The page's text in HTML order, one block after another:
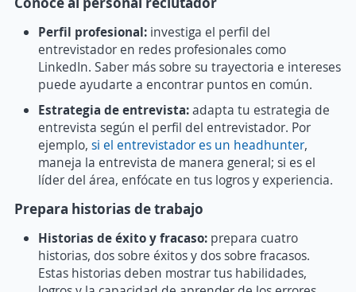
Perfil profesional: investiga el perfil del
entrevistador en redes profesionales como
LinkedIn. Saber más sobre su trayectoria e intereses
puede ayudarte a encontrar puntos en común.
Estrategia de entrevista:adapta tu estrategia de
entrevista según el perfil del entrevistador. Por
ejemplo, si el entrevistador es un headhunter,
maneja la entrevista de manera general; si es el
líder del área, enfócate en tus logros y experiencia.
Prepara historias de trabajo
Historias de éxito y fracaso: prepara cuatro
historias, dos sobre éxitos y dos sobre fracasos.
Estas historias deben mostrar tus habilidades,